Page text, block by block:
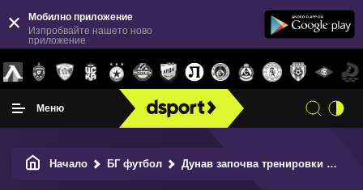
Мобилно приложение
Изпробвайте нашето ново
приложение
Меню
Начало БГ футбол Дунав започва тренировки от утре